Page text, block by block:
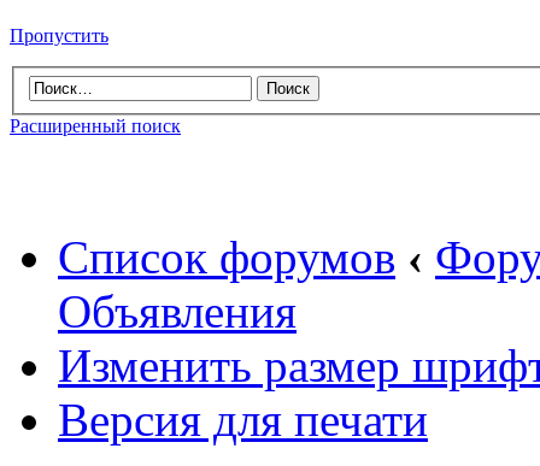
Пропустить
Расширенный поиск
Список форумов ‹
Объявления
Изменить размер
Версия для печати